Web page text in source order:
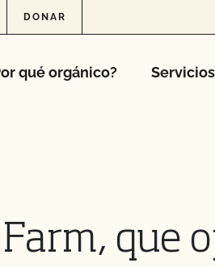
DONAR
qué orgánico?
que